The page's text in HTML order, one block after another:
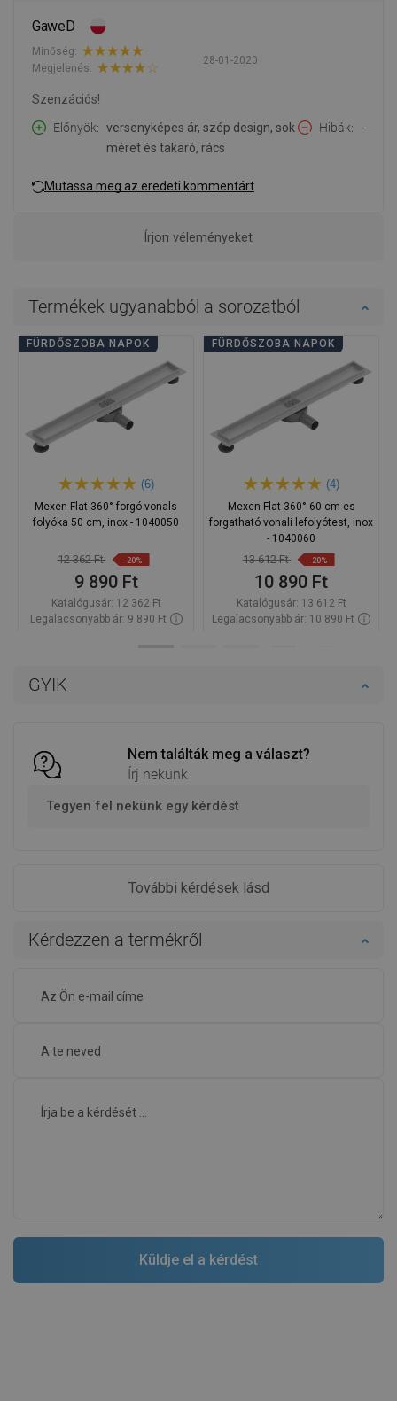
GYIK
Nem találták meg a választ?
Írj nekünk
Tegyen fel nekünk egy kérdést
További kérdések lásd
GaweD
28-01-2020
Minőség:
Megjelenés:
Szenzációs!
Előnyök
versenyképes ár, szép design, sok
méret és takaró, rács
Hibák -
Mutassa meg az eredeti kommentárt
Írjon véleményeket
Kérdezzen a termékről
Termékek ugyanabból a sorozatból
FÜRDŐSZOBA NAPOK
(6)
Mexen Flat 360° forgó vonals
folyóka 50 cm, inox - 1040050
12 362 Ft -20%
9 890 Ft
Katalógusár: 12 362 Ft
Legalacsonyabb ár: 9 890 Ft
FÜRDŐSZOBA NAPOK
(4)
Mexen Flat 360° 60 cm-es
forgatható vonali lefolyótest, inox
- 1040060
13 612 Ft -20%
10 890 Ft
Katalógusár: 13 612 Ft
Legalacsonyabb ár: 10 890 Ft